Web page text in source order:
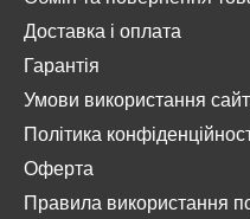
Доставка і оплата
Гарантія
Умови використання
Політика
Оферта
Правила використання